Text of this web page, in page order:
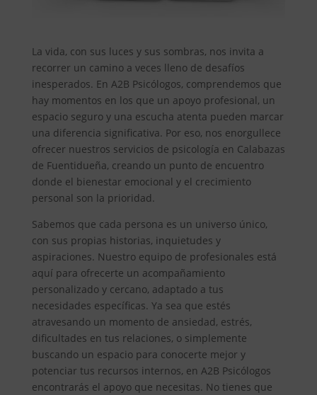
La vida, con sus luces y sus sombras, nos invita a
recorrer un camino a veces lleno de desafíos
inesperados. En A2B Psicólogos, comprendemos que
hay momentos en los que un apoyo profesional, un
espacio seguro y una escucha atenta pueden marcar
una diferencia significativa. Por eso, nos enorgullece
ofrecer nuestros servicios de psicología en Calabazas
de Fuentidueña, creando un punto de encuentro
donde el bienestar emocional y el crecimiento
personal son la prioridad.
Sabemos que cada persona es un universo único,
con sus propias historias, inquietudes y
aspiraciones. Nuestro equipo de profesionales está
aquí para ofrecerte un acompañamiento
personalizado y cercano, adaptado a tus
necesidades específicas. Ya sea que estés
atravesando un momento de ansiedad, estrés,
dificultades en tus relaciones, o simplemente
buscando un espacio para conocerte mejor y
potenciar tus recursos internos, en A2B Psicólogos
encontrarás el apoyo que necesitas. No tienes que